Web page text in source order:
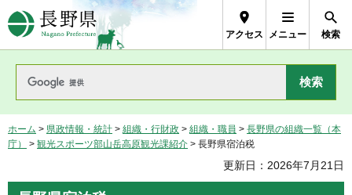
長野県Nagano Prefecture
アクセス メニュー 検索
ホーム > 県政情報・統計 > 組織・行財政 > 組織・職員 > 長野県の組織一覧（本
庁）
> 観光スポーツ部山岳高原観光課紹介 > 長野県宿泊税
更新日：2026年7月21日